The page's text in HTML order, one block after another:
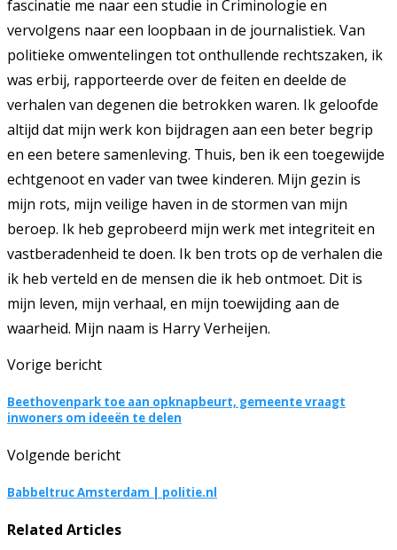
fascinatie me naar een studie in Criminologie en
vervolgens naar een loopbaan in de journalistiek. Van
politieke omwentelingen tot onthullende rechtszaken, ik
was erbij, rapporteerde over de feiten en deelde de
verhalen van degenen die betrokken waren. Ik geloofde
altijd dat mijn werk kon bijdragen aan een beter begrip
en een betere samenleving. Thuis, ben ik een toegewijde
echtgenoot en vader van twee kinderen. Mijn gezin is
mijn rots, mijn veilige haven in de stormen van mijn
beroep. Ik heb geprobeerd mijn werk met integriteit en
vastberadenheid te doen. Ik ben trots op de verhalen die
ik heb verteld en de mensen die ik heb ontmoet. Dit is
mijn leven, mijn verhaal, en mijn toewijding aan de
waarheid. Mijn naam is Harry Verheijen.
Vorige bericht
Beethovenpark toe aan opknapbeurt, gemeente vraagt
inwoners om ideeën te delen
Volgende bericht
Babbeltruc Amsterdam | politie.nl
Related Articles